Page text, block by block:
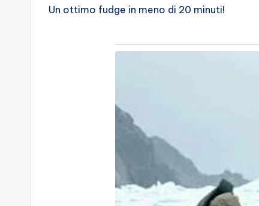
Un ottimo fudge in meno di 20 minuti!